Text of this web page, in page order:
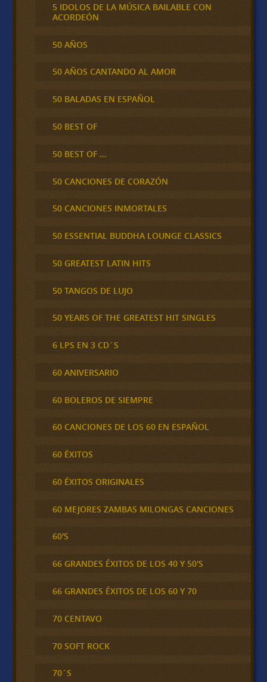
5 IDOLOS DE LA MÚSICA BAILABLE CON
ACORDEÓN
50 AÑOS
50 AÑOS CANTANDO AL AMOR
50 BALADAS EN ESPAÑOL
50 BEST OF
50 BEST OF …
50 CANCIONES DE CORAZÓN
50 CANCIONES INMORTALES
50 ESSENTIAL BUDDHA LOUNGE CLASSICS
50 GREATEST LATIN HITS
50 TANGOS DE LUJO
50 YEARS OF THE GREATEST HIT SINGLES
6 LPS EN 3 CD´S
60 ANIVERSARIO
60 BOLEROS DE SIEMPRE
60 CANCIONES DE LOS 60 EN ESPAÑOL
60 ÉXITOS
60 ÉXITOS ORIGINALES
60 MEJORES ZAMBAS MILONGAS CANCIONES
60'S
66 GRANDES ÉXITOS DE LOS 40 Y 50'S
66 GRANDES ÉXITOS DE LOS 60 Y 70
70 CENTAVO
70 SOFT ROCK
70´S